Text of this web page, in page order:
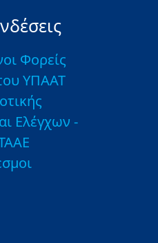
Φορείς
ΥΠΑΑΤ
Ελέγχων -